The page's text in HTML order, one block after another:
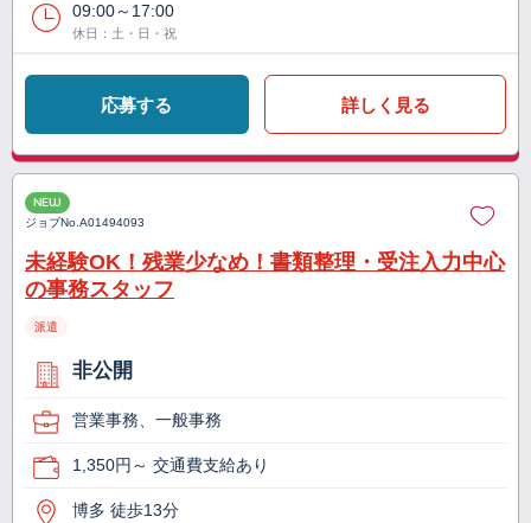
09:00～17:00
休日：土・日・祝
応募する 詳しく見る
NEW
ジョブNo.A01494093
未経験OK！残業少なめ！書類整理・受注入力中心
の事務スタッフ
派遣
非公開
営業事務、一般事務
1,350円～ 交通費支給あり
博多 徒歩13分